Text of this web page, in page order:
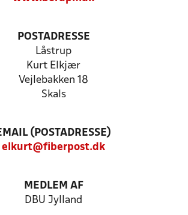
POSTADRESSE
Låstrup
Kurt Elkjær
Vejlebakken 18
Skals
(POSTADRESSE)
elkurt@fiberpost.dk
MEDLEM AF
DBU Jylland